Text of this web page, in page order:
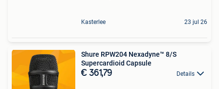
Kasterlee 23 jul 26
Shure RPW204 Nexadyne™ 8/S
Supercardioid Capsule
€ 361,79 Details